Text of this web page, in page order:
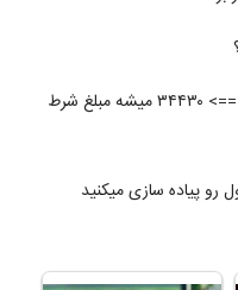
۱۰ + ۱۴.۹۶ + ۸.۷ / ۱.۹۵ -۱ = ۳۴.۴۳ ====> ۳۴۴۳۰ میشه مبلغ شرط
رو پیاده سازی میکنید